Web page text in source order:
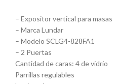
– Expositor vertical para masas
– Marca Lundar
– Modelo SCLG4-828FA1
– 2 Puertas
Cantidad de caras: 4 de vidrio
Parrillas regulables